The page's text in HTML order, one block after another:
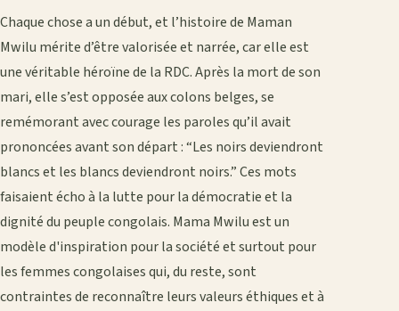
Chaque chose a un début, et l’histoire de Maman
Mwilu mérite d’être valorisée et narrée, car elle est
une véritable héroïne de la RDC. Après la mort de son
mari, elle s’est opposée aux colons belges, se
remémorant avec courage les paroles qu’il avait
prononcées avant son départ : “Les noirs deviendront
blancs et les blancs deviendront noirs.” Ces mots
faisaient écho à la lutte pour la démocratie et la
dignité du peuple congolais. Mama Mwilu est un
modèle d'inspiration pour la société et surtout pour
les femmes congolaises qui, du reste, sont
contraintes de reconnaître leurs valeurs éthiques et à